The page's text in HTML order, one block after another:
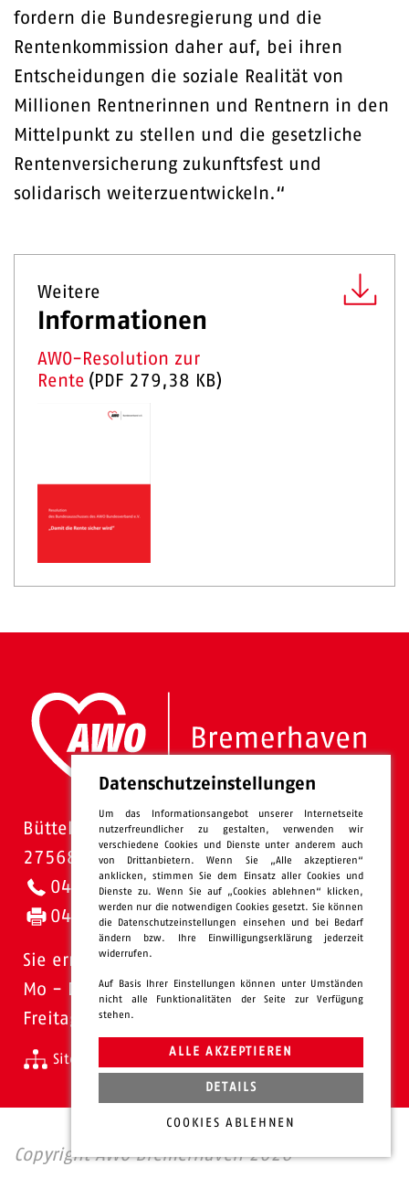
fordern die Bundesregierung und die
Rentenkommission daher auf, bei ihren
Entscheidungen die soziale Realität von
Millionen Rentnerinnen und Rentnern in den
Mittelpunkt zu stellen und die gesetzliche
Rentenversicherung zukunftsfest und
solidarisch weiterzuentwickeln.“
Weitere
Informationen
AWO-Resolution zur
Rente ( PDF 279,38 KB)
Bütteler Straße 1
27568 Bremerhaven
0471 - 95 47-0
0471 - 95 47-120
Sie erreichen uns:
Mo - Do: 08.00 - 16.00 Uhr
Freitags 08.00 - 13.00 Uhr
Sitemap Impressum Datenschutz
Copyright AWO Bremerhaven 2026
Datenschutzeinstellungen
Um das Informationsangebot unserer Internetseite
nutzerfreundlicher zu gestalten, verwenden wir
verschiedene Cookies und Dienste unter anderem auch
von Drittanbietern. Wenn Sie „Alle akzeptieren“
anklicken, stimmen Sie dem Einsatz aller Cookies und
Dienste zu. Wenn Sie auf „Cookies ablehnen“ klicken,
werden nur die notwendigen Cookies gesetzt. Sie können
die Datenschutzeinstellungen einsehen und bei Bedarf
ändern bzw. Ihre Einwilligungserklärung jederzeit
widerrufen.
Auf Basis Ihrer Einstellungen können unter Umständen
nicht alle Funktionalitäten der Seite zur Verfügung
stehen.
ALLE AKZEPTIEREN
DETAILS
COOKIES ABLEHNEN